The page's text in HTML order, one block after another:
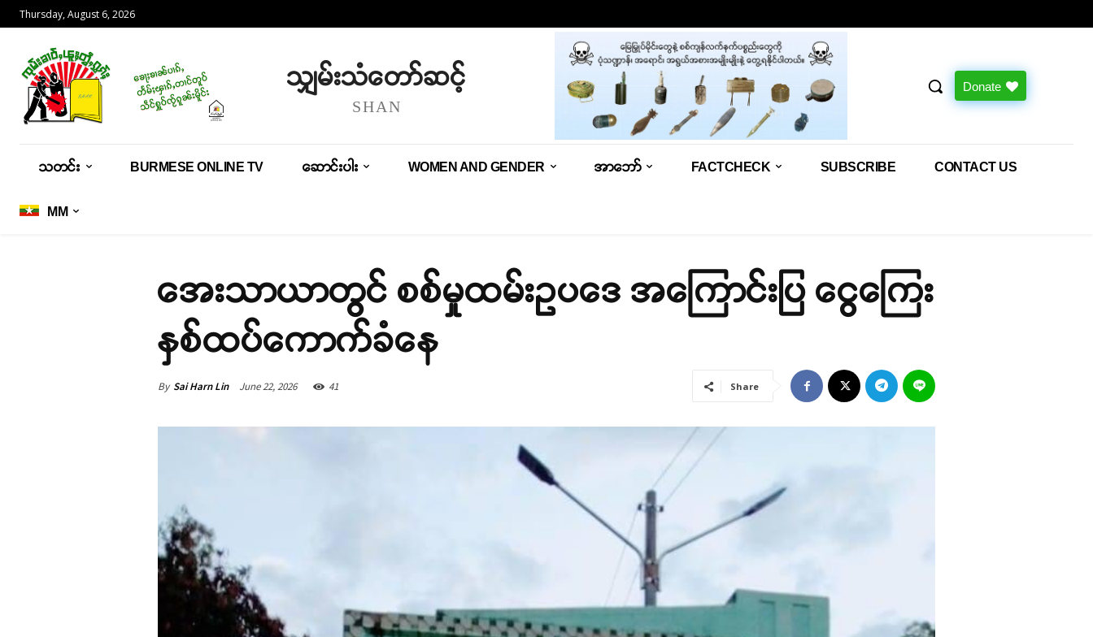
Thursday, August 6, 2026
သျှမ်းသံတော်ဆင့်
SHAN
Donate
သတင်း BURMESE ONLINE TV ဆောင်းပါး WOMEN AND GENDER အာဘော် FACTCHECK SUBSCRIBE CONTACT US
MM
အေးသာယာတွင် စစ်မှုထမ်းဥပဒေ အကြောင်းပြ ငွေကြေး
နှစ်ထပ်ကောက်ခံနေ
By Sai Harn Lin June 22, 2026 41 Share